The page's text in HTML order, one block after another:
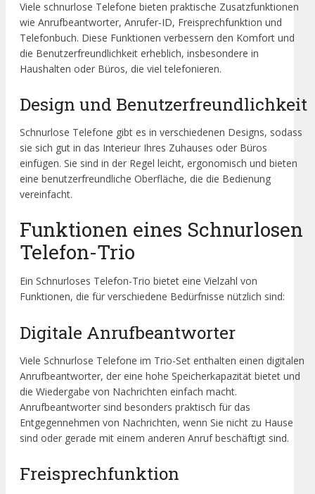
Viele schnurlose Telefone bieten praktische Zusatzfunktionen
wie Anrufbeantworter, Anrufer-ID, Freisprechfunktion und
Telefonbuch. Diese Funktionen verbessern den Komfort und
die Benutzerfreundlichkeit erheblich, insbesondere in
Haushalten oder Büros, die viel telefonieren.
Design und Benutzerfreundlichkeit
Schnurlose Telefone gibt es in verschiedenen Designs, sodass
sie sich gut in das Interieur Ihres Zuhauses oder Büros
einfügen. Sie sind in der Regel leicht, ergonomisch und bieten
eine benutzerfreundliche Oberfläche, die die Bedienung
vereinfacht.
Funktionen eines Schnurlosen
Telefon-Trio
Ein Schnurloses Telefon-Trio bietet eine Vielzahl von
Funktionen, die für verschiedene Bedürfnisse nützlich sind:
Digitale Anrufbeantworter
Viele Schnurlose Telefone im Trio-Set enthalten einen digitalen
Anrufbeantworter, der eine hohe Speicherkapazität bietet und
die Wiedergabe von Nachrichten einfach macht.
Anrufbeantworter sind besonders praktisch für das
Entgegennehmen von Nachrichten, wenn Sie nicht zu Hause
sind oder gerade mit einem anderen Anruf beschäftigt sind.
Freisprechfunktion